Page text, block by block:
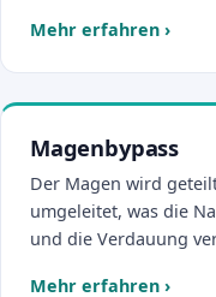
Mehr erfahren ›
Magenbypass
Der Magen wird
umgeleitet, was die
und die Verdauung
Mehr erfahren ›